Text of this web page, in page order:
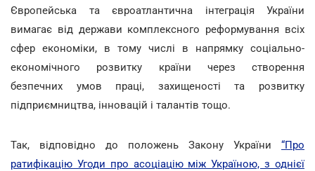
Європейська та євроатлантична інтеграція України
вимагає від держави комплексного реформування всіх
сфер економіки, в тому числі в напрямку соціально-
економічного розвитку країни через створення
безпечних умов праці, захищеності та розвитку
підприємництва, інновацій і талантів тощо.
Так, відповідно до положень Закону України “Про
ратифікацію Угоди про асоціацію між Україною, з однієї